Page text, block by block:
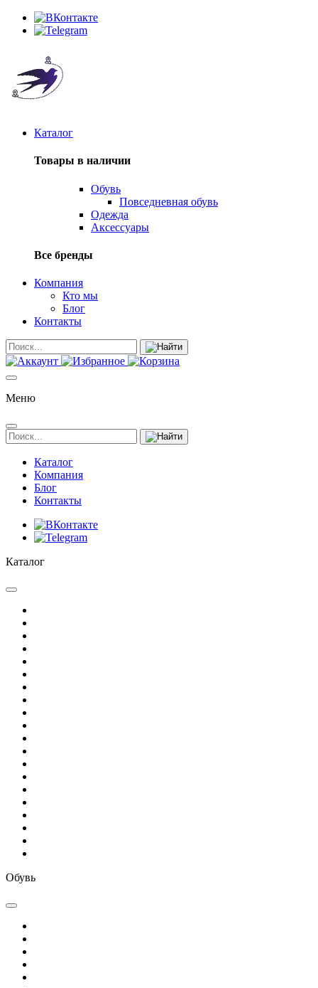
Каталог
Товары в наличии
Обувь
Повседневная обувь
Одежда
Аксессуары
Все бренды
Компания
Кто мы
Блог
Контакты
Меню
Каталог
Компания
Блог
Контакты
Каталог
Обувь